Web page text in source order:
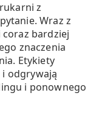
z
Wraz z
bardziej
znaczenia
Etykiety
odgrywają
i ponownego